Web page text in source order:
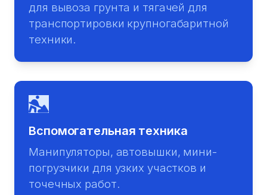
для вывоза грунта и тягачей для
транспортировки крупногабаритной
техники.
Вспомогательная техника
Манипуляторы, автовышки, мини-
погрузчики для узких участков и
точечных работ.